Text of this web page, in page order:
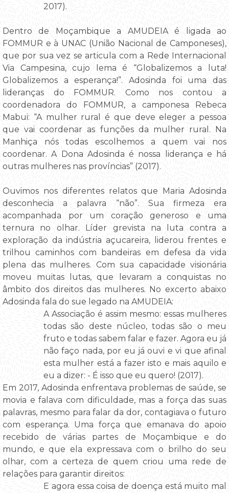
2017).
Dentro de Moçambique a AMUDEIA é ligada ao
FOMMUR e à UNAC (União Nacional de Camponeses),
que por sua vez se articula com a Rede Internacional
Via Campesina, cujo lema é “Globalizemos a luta!
Globalizemos a esperança!”. Adosinda foi uma das
lideranças do FOMMUR. Como nos contou a
coordenadora do FOMMUR, a camponesa Rebeca
Mabui: “A mulher rural é que deve eleger a pessoa
que vai coordenar as funções da mulher rural. Na
Manhiça nós todas escolhemos a quem vai nos
coordenar. A Dona Adosinda é nossa liderança e há
outras mulheres nas províncias” (2017).
Ouvimos nos diferentes relatos que Maria Adosinda
desconhecia a palavra “não”. Sua firmeza era
acompanhada por um coração generoso e uma
ternura no olhar. Líder grevista na luta contra a
exploração da indústria açucareira, liderou frentes e
trilhou caminhos com bandeiras em defesa da vida
plena das mulheres. Com sua capacidade visionária
moveu muitas lutas, que levaram a conquistas no
âmbito dos direitos das mulheres. No excerto abaixo
Adosinda fala do sue legado na AMUDEIA:
A Associação é assim mesmo: essas mulheres
todas são deste núcleo, todas são o meu
fruto e todas sabem falar e fazer. Agora eu já
não faço nada, por eu já ouvi e vi que afinal
esta mulher está a fazer isto e mais aquilo e
eu a dizer: - É isso que eu quero! (2017).
Em 2017, Adosinda enfrentava problemas de saúde, se
movia e falava com dificuldade, mas a força das suas
palavras, mesmo para falar da dor, contagiava o futuro
com esperança. Uma força que emanava do apoio
recebido de várias partes de Moçambique e do
mundo, e que ela expressava com o brilho do seu
olhar, com a certeza de quem criou uma rede de
relações para garantir direitos:
E agora essa coisa de doença está muito mal